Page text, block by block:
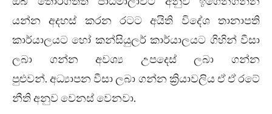
යන්න අදහස් කරන රටට අයිති විදේශ තානාපති
කාර්යාලයට හෝ කන්සියුලර් කාර්යාලයට ගිහින් වීසා
ලබා ගන්න අවශ්‍ය උපදෙස් ලබා ගන්න
පුළුවන්. අධ්‍යාපන වීසා ලබා ගන්න ක්‍රියාවලිය ඒ ඒ රටේ
නීති අනුව වෙනස් වෙනවා.